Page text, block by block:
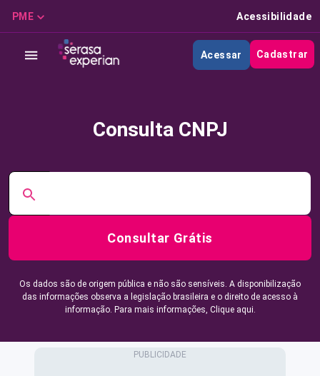
PME Acessibilidade
Acessar Cadastrar
Consulta CNPJ
Consultar Grátis
Os dados são de origem pública e não são sensíveis. A disponibilização
das informações observa a legislação brasileira e o direito de acesso à
informação. Para mais informações, Clique aqui.